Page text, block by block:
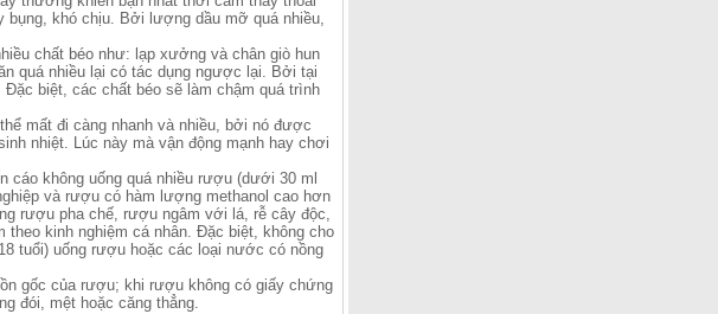
bụng, khó chịu. Bởi lượng dầu mỡ quá nhiều,
chất béo như: lạp xưởng và chân giò hun
quá nhiều lại có tác dụng ngược lại. Bởi tại
biệt, các chất béo sẽ làm chậm quá trình
mất đi càng nhanh và nhiều, bởi nó được
nhiệt. Lúc này mà vận động mạnh hay chơi
không uống quá nhiều rượu (dưới 30 ml
và rượu có hàm lượng methanol cao hơn
rượu pha chế, rượu ngâm với lá, rễ cây độc,
kinh nghiệm cá nhân. Đặc biệt, không cho
tuổi) uống rượu hoặc các loại nước có nồng
gốc của rượu; khi rượu không có giấy chứng
đói, mệt hoặc căng thẳng.